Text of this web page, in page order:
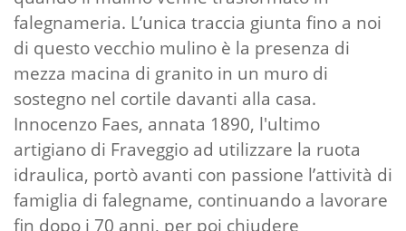
falegnameria. L’unica traccia giunta fino a noi
di questo vecchio mulino è la presenza di
mezza macina di granito in un muro di
sostegno nel cortile davanti alla casa.
Innocenzo Faes, annata 1890, l'ultimo
artigiano di Fraveggio ad utilizzare la ruota
idraulica, portò avanti con passione l’attività di
famiglia di falegname, continuando a lavorare
fin dopo i 70 anni, per poi chiudere